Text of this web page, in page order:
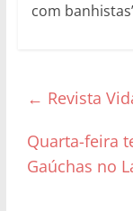
com
← Revista
Quarta-feira
Gaúchas no